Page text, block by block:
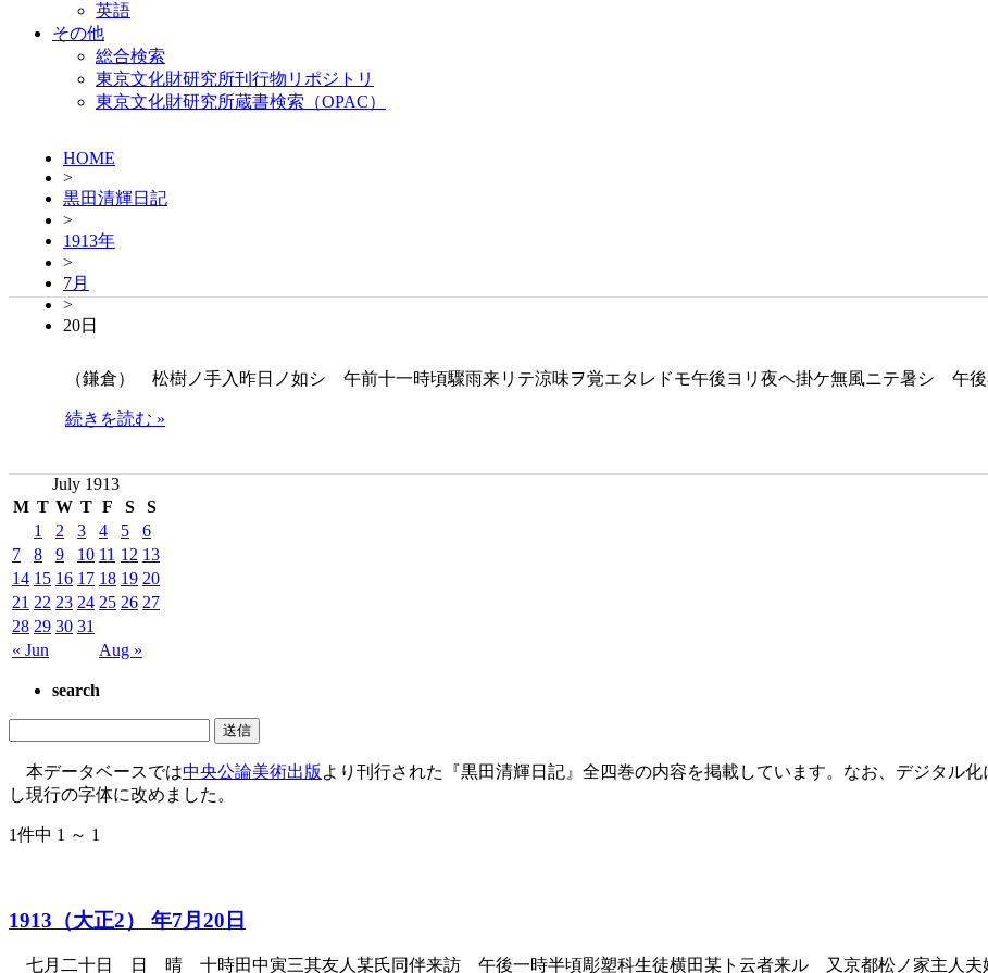
英語
その他
総合検索
東京文化財研究所刊行物リポジトリ
東京文化財研究所蔵書検索（OPAC）
HOME
>
黒田清輝日記
>
1913年
>
7月
>
20日
（鎌倉） 松樹ノ手入昨日ノ如シ 午前十一時頃驟雨来リテ涼味ヲ覚エタレドモ午後ヨリ夜ヘ掛ケ無風ニテ暑シ 午
続きを読む »
July 1913
M T W T F S S
« Jun Aug »
1 2 3 4 5
6
7
8 9 10 11 12 13
14 15 16 17 18 19 20
21 22 23 24 25 26 27
28 29 30 31
search
本データベースでは中央公論美術出版 より刊行された『黒田清輝日記』全四巻の内容を掲載しています。なお、デジタル
し現行の字体に改めました。
1件中 1 ～ 1
1913（大正2） 年7月20日
七月二十日 日 晴 十時田中寅三其友人某氏同伴来訪 午後一時半頃彫塑科生徒横田某ト云者来ル 又京都松ノ家主人夫